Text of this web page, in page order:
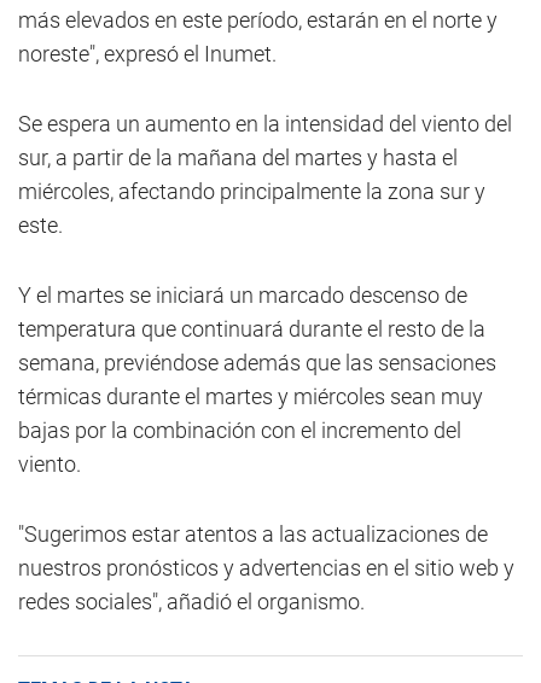
más elevados en este período, estarán en el norte y
noreste", expresó el Inumet.
Se espera un aumento en la intensidad del viento del
sur, a partir de la mañana del martes y hasta el
miércoles, afectando principalmente la zona sur y
este.
Y el martes se iniciará un marcado descenso de
temperatura que continuará durante el resto de la
semana, previéndose además que las sensaciones
térmicas durante el martes y miércoles sean muy
bajas por la combinación con el incremento del
viento.
"Sugerimos estar atentos a las actualizaciones de
nuestros pronósticos y advertencias en el sitio web y
redes sociales", añadió el organismo.